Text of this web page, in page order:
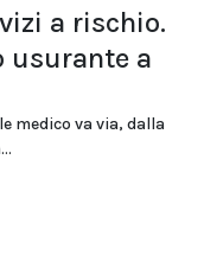
a rischio.
usurante a
medico va via, dalla